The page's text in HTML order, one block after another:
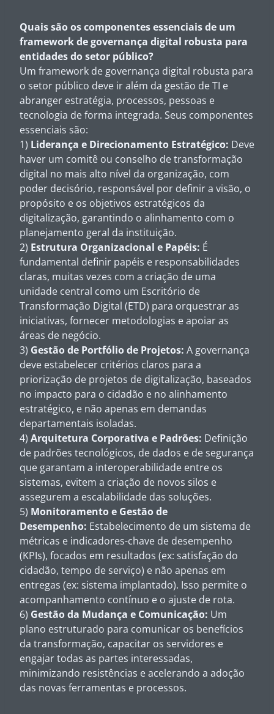
Quais são os componentes essenciais de um
framework de governança digital robusta para
entidades do setor público?
Um framework de governança digital robusta para
o setor público deve ir além da gestão de TI e
abranger estratégia, processos, pessoas e
tecnologia de forma integrada. Seus componentes
essenciais são:
1) Liderança e Direcionamento Estratégico: Deve
haver um comitê ou conselho de transformação
digital no mais alto nível da organização, com
poder decisório, responsável por definir a visão, o
propósito e os objetivos estratégicos da
digitalização, garantindo o alinhamento com o
planejamento geral da instituição.
2) Estrutura Organizacional e Papéis: É
fundamental definir papéis e responsabilidades
claras, muitas vezes com a criação de uma
unidade central como um Escritório de
Transformação Digital (ETD) para orquestrar as
iniciativas, fornecer metodologias e apoiar as
áreas de negócio.
3) Gestão de Portfólio de Projetos: A governança
deve estabelecer critérios claros para a
priorização de projetos de digitalização, baseados
no impacto para o cidadão e no alinhamento
estratégico, e não apenas em demandas
departamentais isoladas.
4) Arquitetura Corporativa e Padrões: Definição
de padrões tecnológicos, de dados e de segurança
que garantam a interoperabilidade entre os
sistemas, evitem a criação de novos silos e
assegurem a escalabilidade das soluções.
5) Monitoramento e Gestão de
Desempenho: Estabelecimento de um sistema de
métricas e indicadores-chave de desempenho
(KPIs), focados em resultados (ex: satisfação do
cidadão, tempo de serviço) e não apenas em
entregas (ex: sistema implantado). Isso permite o
acompanhamento contínuo e o ajuste de rota.
6) Gestão da Mudança e Comunicação: Um
plano estruturado para comunicar os benefícios
da transformação, capacitar os servidores e
engajar todas as partes interessadas,
minimizando resistências e acelerando a adoção
das novas ferramentas e processos.